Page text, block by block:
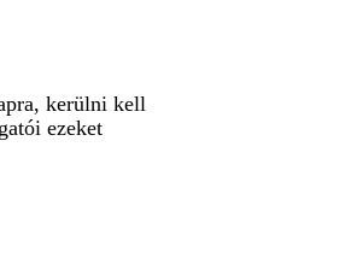
kerülni kell
ezeket